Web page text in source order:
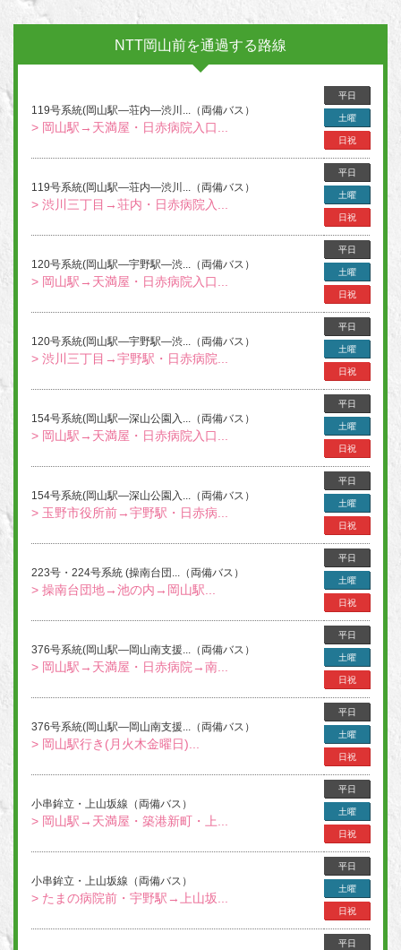
NTT岡山前を通過する路線
119号系統(岡山駅―荘内―渋川...（両備バス）
> 岡山駅→天満屋・日赤病院入口...
平日
土曜
日祝
119号系統(岡山駅―荘内―渋川...（両備バス）
> 渋川三丁目→荘内・日赤病院入...
平日
土曜
日祝
120号系統(岡山駅―宇野駅―渋...（両備バス）
> 岡山駅→天満屋・日赤病院入口...
平日
土曜
日祝
120号系統(岡山駅―宇野駅―渋...（両備バス）
> 渋川三丁目→宇野駅・日赤病院...
平日
土曜
日祝
154号系統(岡山駅―深山公園入...（両備バス）
> 岡山駅→天満屋・日赤病院入口...
平日
土曜
日祝
154号系統(岡山駅―深山公園入...（両備バス）
> 玉野市役所前→宇野駅・日赤病...
平日
土曜
日祝
223号・224号系統 (操南台団...（両備バス）
> 操南台団地→池の内→岡山駅...
平日
土曜
日祝
376号系統(岡山駅―岡山南支援...（両備バス）
> 岡山駅→天満屋・日赤病院→南...
平日
土曜
日祝
376号系統(岡山駅―岡山南支援...（両備バス）
> 岡山駅行き(月火木金曜日)...
平日
土曜
日祝
小串鉾立・上山坂線（両備バス）
> 岡山駅→天満屋・築港新町・上...
平日
土曜
日祝
小串鉾立・上山坂線（両備バス）
> たまの病院前・宇野駅→上山坂...
平日
土曜
日祝
平日